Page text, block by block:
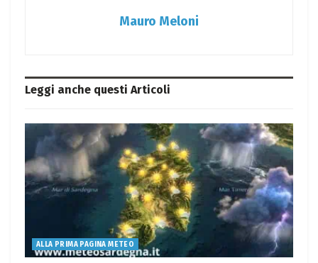
Mauro Meloni
Leggi anche questi Articoli
ALLA PRIMA PAGINA METEO